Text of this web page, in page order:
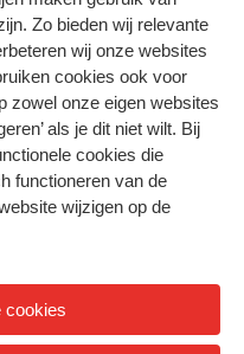
Zo bieden wij relevante
wij onze websites
cookies ook voor
zowel onze eigen websites
als je dit niet wilt. Bij
cookies die
functioneren van de
wijzigen op de
cookies
SAMEN